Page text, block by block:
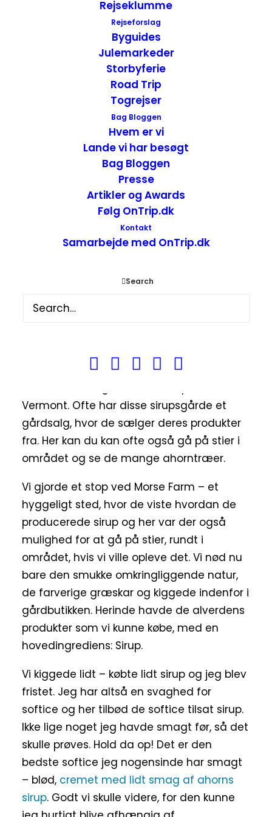
Rejseklumme
Rejseforslag
Byguides
Julemarkeder
Storbyferie
Road Trip
Togrejser
Bag Bloggen
Hvem er vi
Lande vi har besøgt
Bag Bloggen
Presse
Artikler og Awards
Følg OnTrip.dk
Kontakt
Samarbejde med OnTrip.dk
Search
En sjov ting om Montpelier – Det er den
eneste delstatshovedstad som ikke har en
Mac Donalds filial.
Morse Farm – Sirupsgård
bedste ahorn sirup i verden og der var
Vermont. Ofte har disse sirupsgårde et
gårdsalg, hvor de sælger deres produkter
fra. Her kan du kan ofte også gå på stier i
området og se de mange ahorntræer.
Vi gjorde et stop ved Morse Farm – et
hyggeligt sted, hvor de viste hvordan de
producerede sirup og her var der også
mulighed for at gå på stier, rundt i
området, hvis vi ville opleve det. Vi nød nu
bare den smukke omkringliggende natur,
de farverige græskar og kiggede indenfor i
gårdbutikken. Herinde havde de alverdens
produkter som vi kunne købe, med en
hovedingrediens: Sirup.
Vi kiggede lidt – købte lidt sirup og jeg blev
fristet. Jeg har altså en svaghed for
softice og her tilbød de softice tilsat sirup.
Ikke lige noget jeg havde smagt før, så det
skulle prøves. Hold da op! Det er den
bedste softice jeg nogensinde har smagt
– blød, cremet med lidt smag af ahorns
sirup. Godt vi skulle videre, for den kunne